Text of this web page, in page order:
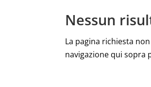
Nessun
La pagina richiesta
navigazione qui sopra